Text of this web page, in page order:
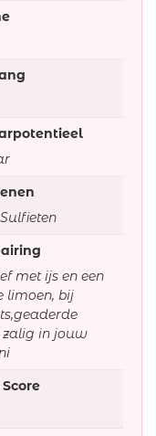
met ijs en een
limoen, bij
zalig in jouw